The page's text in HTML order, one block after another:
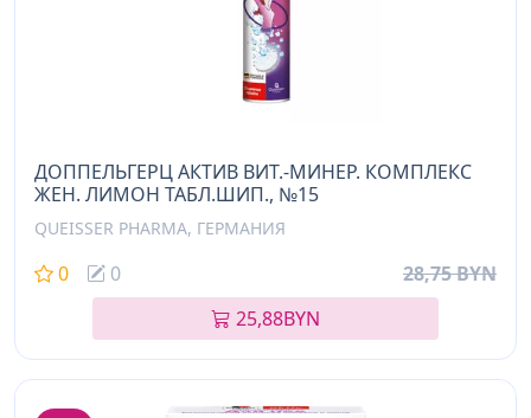
ДОППЕЛЬГЕРЦ АКТИВ ВИТ.-МИНЕР. КОМПЛЕКС
ЖЕН. ЛИМОН ТАБЛ.ШИП., №15
QUEISSER PHARMA, ГЕРМАНИЯ
0 0
28,75 BYN
25,88BYN